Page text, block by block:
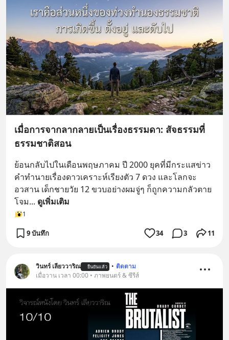
เมื่อการจากลากลายเป็นเรื่องธรรมดา: สัจธรรมที่
ธรรมชาติสอน
ย้อนกลับไปในเดือนพฤษภาคม ปี 2000 ยุคที่มีกระแสข่าว
คำทำนายเรื่องดาวเคราะห์เรียงตัว 7 ดวง และโลกจะ
อวสาน เด็กชายวัย 12 ขวบอย่างผมจู่ๆ ก็ถูกความกลัวตาย
โจม... ดูเพิ่มเติม
1
9 บันทึก 34 3 11
วินทร์ เลียววาริณ ยืนยันแล้ว • ติดตาม
เมื่อวาน เวลา 00:00 • ภาพยนตร์ & ซีรีส์